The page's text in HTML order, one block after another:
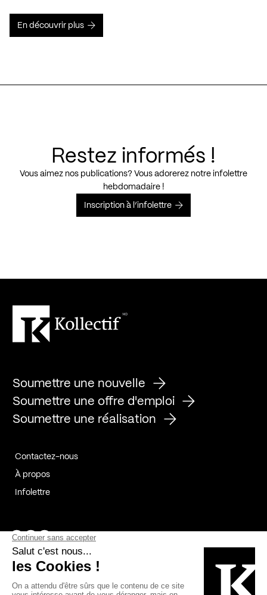
En découvrir plus
Restez informés !
Vous aimez nos publications? Vous adorerez notre infolettre
hebdomadaire !
Inscription à l’infolettre
Soumettre une nouvelle
Soumettre une offre d'emploi
Soumettre une réalisation
Contactez-nous
À propos
Infolettre
Page Facebook de Kollectif
Page Instagram de Kollectif
Page Linkedin de Kollectif